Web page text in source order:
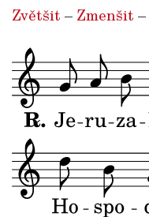
Zvětšit – Zmenšit –